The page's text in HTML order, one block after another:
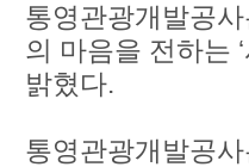
통영관광개발공
의 마음을 전하는
밝혔다.
통영관광개발공